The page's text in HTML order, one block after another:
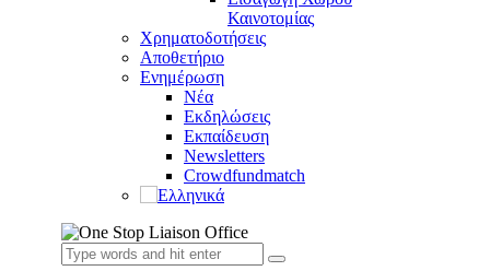
Καινοτομίας
Χρηματοδοτήσεις
Αποθετήριο
Ενημέρωση
Νέα
Εκδηλώσεις
Εκπαίδευση
Newsletters
Crowdfundmatch